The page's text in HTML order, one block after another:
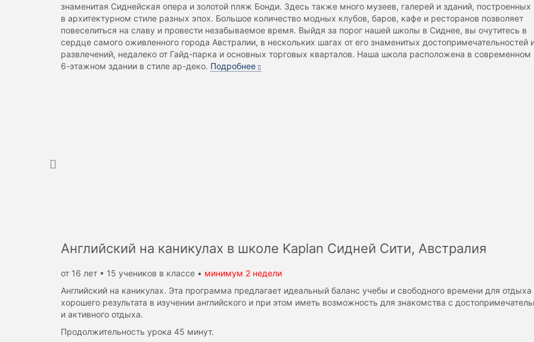
знаменитая Сиднейская опера и золотой пляж Бонди. Здесь также много музеев, галерей и зданий, построенных
в архитектурном стиле разных эпох. Большое количество модных клубов, баров, кафе и ресторанов позволяет
повеселиться на славу и провести незабываемое время. Выйдя за порог нашей школы в Сиднее, вы очутитесь в
сердце самого оживленного города Австралии, в нескольких шагах от его знаменитых достопримечательностей
развлечений, недалеко от Гайд-парка и основных торговых кварталов. Наша школа расположена в современном
6-этажном здании в стиле ар-деко. Подробнее
Английский на каникулах в школе Kaplan Сидней Сити, Австралия
от 16 лет • 15 учеников в классе • минимум 2 недели
Английский на каникулах. Эта программа предлагает идеальный баланс учебы и свободного времени для
хорошего результата в изучении английского и при этом иметь возможность для знакомства с
и активного отдыха.
Продолжительность урока 45 минут.